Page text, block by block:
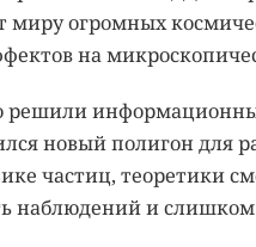
огромных
на
решили
новый полигон для
частиц, теоретики
наблюдений и